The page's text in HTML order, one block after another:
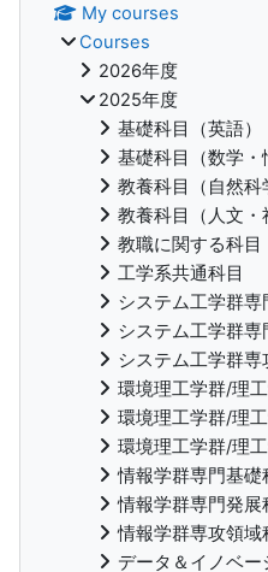
My courses
Courses
2026年度
2025年度
基礎科目（英語）
基礎科目（数学・
教養科目（自然科
教養科目（人文・
教職に関する科目
工学系共通科目
システム工学群専
システム工学群専
システム工学群専
環境理工学群/理
環境理工学群/理
環境理工学群/理
情報学群専門基礎
情報学群専門発展
情報学群専攻領域
データ＆イノベー